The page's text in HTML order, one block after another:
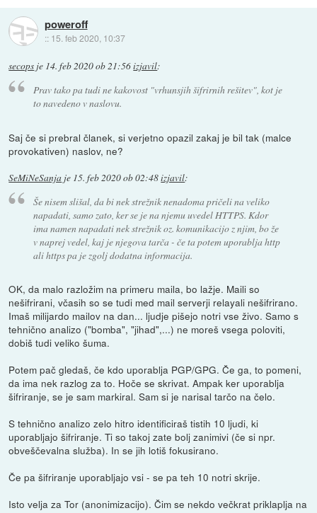
poweroff
:: 15. feb 2020, 10:37
secops je 14. feb 2020 ob 21:56izjavil:
Prav tako pa tudi ne kakovost "vrhunsjih šifrirnih rešitev", kot je
to navedeno v naslovu.
Saj če si prebral članek, si verjetno opazil zakaj je bil tak (malce
provokativen) naslov, ne?
SeMiNeSanja je 15. feb 2020 ob 02:48izjavil:
Še nisem slišal, da bi nek strežnik nenadoma pričeli na veliko
napadati, samo zato, ker se je na njemu uvedel HTTPS. Kdor
ima namen napadati nek strežnik oz. komunikacijo z njim, bo že
v naprej vedel, kaj je njegova tarča - če ta potem uporablja http
ali https pa je zgolj dodatna informacija.
OK, da malo razložim na primeru maila, bo lažje. Maili so
nešifrirani, včasih so se tudi med mail serverji relayali nešifrirano.
Imaš milijardo mailov na dan... ljudje pišejo notri vse živo. Samo s
tehnično analizo ("bomba", "jihad",...) ne moreš vsega poloviti,
dobiš tudi veliko šuma.
Potem pač gledaš, če kdo uporablja PGP/GPG. Če ga, to pomeni,
da ima nek razlog za to. Hoče se skrivat. Ampak ker uporablja
šifriranje, se je sam markiral. Sam si je narisal tarčo na čelo.
S tehnično analizo zelo hitro identificiraš tistih 10 ljudi, ki
uporabljajo šifriranje. Ti so takoj zate bolj zanimivi (če si npr.
obveščevalna služba). In se jih lotiš fokusirano.
Če pa šifriranje uporabljajo vsi - se pa teh 10 notri skrije.
Isto velja za Tor (anonimizacijo). Čim se nekdo večkrat priklaplja na